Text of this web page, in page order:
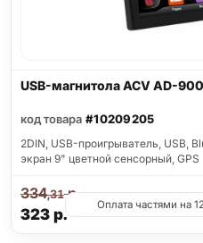
USB-магнитола ACV AD-
код товара #10209205
2DIN, USB-проигрыватель, USB,
экран 9" цветной сенсорный, GPS
323р.
334,31р.
Оплата частями на